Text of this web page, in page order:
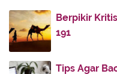
Makna
Khutbah Idul Fitri:
Momen Berbenah
Berpikir
191
Tips Agar